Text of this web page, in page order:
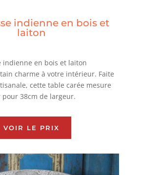
indienne en bois et
laiton
indienne en bois et laiton
charme à votre intérieur. Faite
cette table carée mesure
38cm de largeur.
VOIR LE PRIX